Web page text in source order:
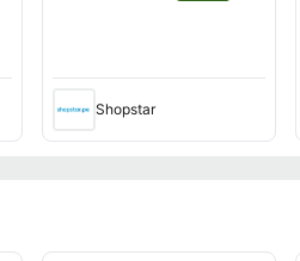
Shopstar